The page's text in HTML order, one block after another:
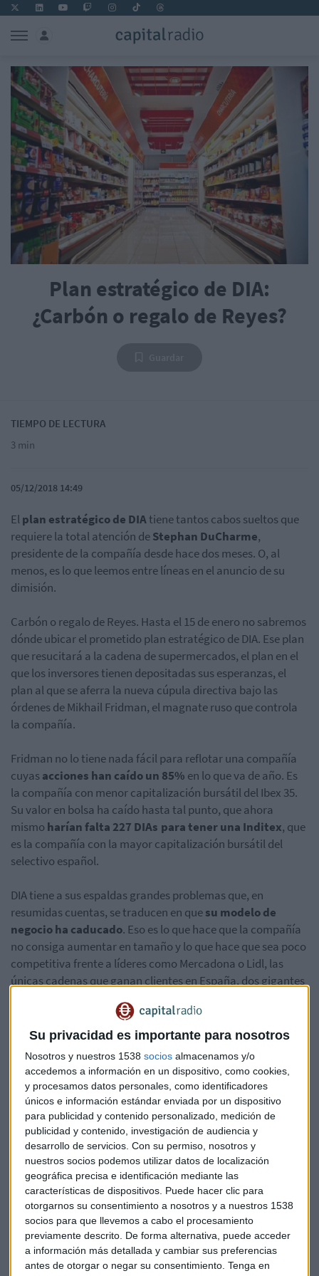
Su privacidad es importante para nosotros
Nosotros y nuestros 1538 socios almacenamos y/o
accedemos a información en un dispositivo, como cookies,
y procesamos datos personales, como identificadores
únicos e información estándar enviada por un dispositivo
para publicidad y contenido personalizado, medición de
publicidad y contenido, investigación de audiencia y
desarrollo de servicios. Con su permiso, nosotros y
nuestros socios podemos utilizar datos de localización
geográfica precisa e identificación mediante las
características de dispositivos. Puede hacer clic para
otorgarnos su consentimiento a nosotros y a nuestros 1538
socios para que llevemos a cabo el procesamiento
previamente descrito. De forma alternativa, puede acceder
a información más detallada y cambiar sus preferencias
antes de otorgar o negar su consentimiento. Tenga en
Plan estratégico de DIA:
¿Carbón o regalo de Reyes?
TIEMPO DE LECTURA
3 min
05/12/2018 14:49
Elplan estratégico de DIAtiene tantos cabos sueltos que
requiere la total atención deStephan DuCharme,
presidente de la compañía desde hace dos meses. O, al
menos, es lo que leemos entre líneas en el anuncio de su
dimisión.
Carbón o regalo de Reyes. Hasta el 15 de enero no sabremos
dónde ubicar el prometido plan estratégico de DIA. Ese plan
que resucitará a la cadena de supermercados, el plan en el
que los inversores tienen depositadas sus esperanzas, el
plan al que se aferra la nueva cúpula directiva bajo las
órdenes de Mikhail Fridman, el magnate ruso que controla
la compañía.
Fridman no lo tiene nada fácil para reflotar una compañía
cuyasacciones han caído un 85% en lo que va de año. Es
la compañía con menor capitalización bursátil del Ibex 35.
Su valor en bolsa ha caído hasta tal punto, que ahora
mismo harían falta 227 DIAs para tener una Inditex, que
es la compañía con la mayor capitalización bursátil del
selectivo español.
DIA tiene a sus espaldas grandes problemas que, en
resumidas cuentas, se traducen en quesu modelo de
negocio ha caducado. Eso es lo que hace que la compañía
no consiga aumentar en tamaño y lo que hace que sea poco
competitiva frente a líderes como Mercadona o Lidl, las
únicas cadenas que ganan clientes en España, dos gigantes
tiendas y renovar las que ya funcionan.
CAMBIOS EN SU CÚPULA DIRECTIVA
De ahí todos los cambios en su cúpula directiva. Mikhail
Fridman está formando un equipo capaz de impulsar un
giro de 180 grados en la compañía. Todo empezó con el
cambio de CEO a finales de agosto, cuandoAntonio Coto
sustituyó a Ricardo Currás al frente de la compañía. Dos
meses después,DuCharme sustituyó a Ana María Llopis
en la presidencia de la compañía tras el que se recuerda
como el día fatídico de DIA en su historia bursátil.
Los últimos movimientos van alineados con el objetivo de
mejorar las cuentas de DIA, reforzar su presencia en sus
mercados clave y mejorar su competitividad. En esa fila,